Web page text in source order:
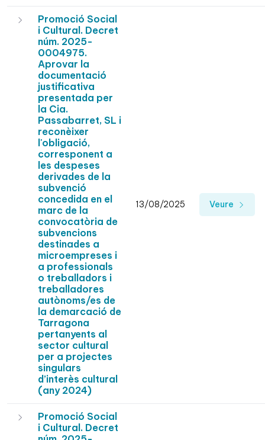
Promoció Social
i Cultural. Decret
núm. 2025-
0004975.
Aprovar la
documentació
justificativa
presentada per
la Cia.
Passabarret, SL i
reconèixer
l'obligació,
corresponent a
les despeses
derivades de la
subvenció
concedida en el
marc de la
convocatòria de
subvencions
destinades a
microempreses i
a professionals
o treballadors i
treballadores
autònoms/es de
la demarcació de
Tarragona
pertanyents al
sector cultural
per a projectes
singulars
d’interès cultural
(any 2024)
13/08/2025 Veure
Promoció Social
i Cultural. Decret